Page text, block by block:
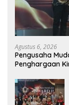
Agustus 6, 2026
Pengusaha
Penghargaan